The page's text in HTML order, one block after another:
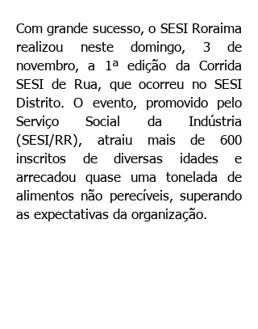
Com grande sucesso, o SESI Roraima
realizou neste domingo, 3 de
novembro, a 1ª edição da Corrida
SESI de Rua, que ocorreu no SESI
Distrito. O evento, promovido pelo
Serviço Social da Indústria
(SESI/RR), atraiu mais de 600
inscritos de diversas idades e
arrecadou quase uma tonelada de
alimentos não perecíveis, superando
as expectativas da organização.